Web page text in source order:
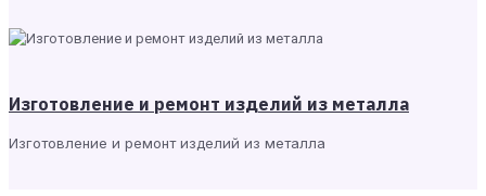
Изготовление и ремонт изделий из металла
Изготовление и ремонт изделий из металла